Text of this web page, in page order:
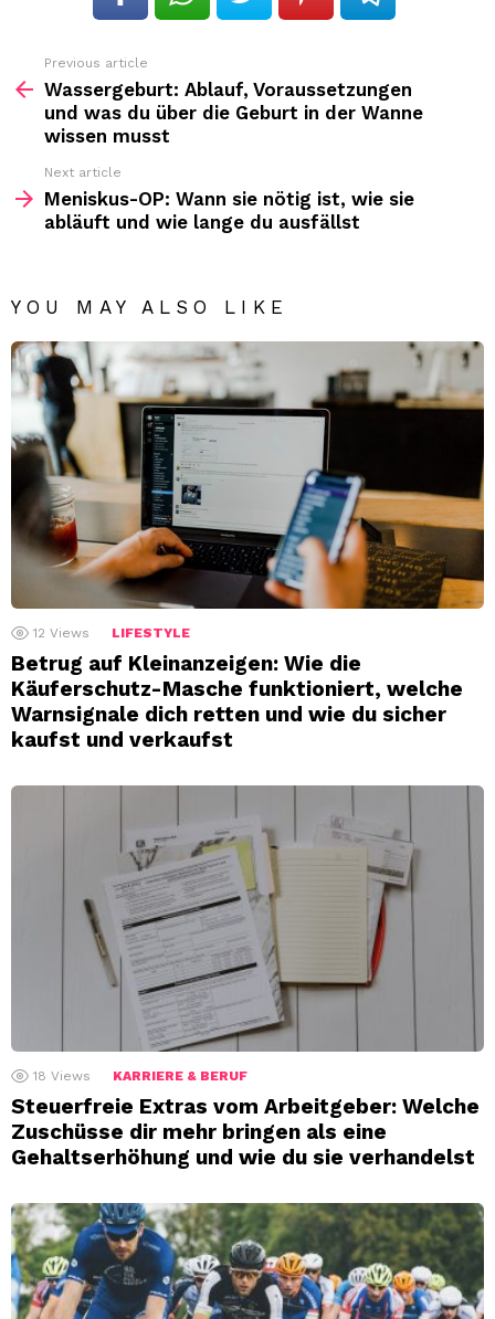
more
Previous article
Wassergeburt: Ablauf, Voraussetzungen
und was du über die Geburt in der Wanne
wissen musst
Next article
Meniskus-OP: Wann sie nötig ist, wie sie
abläuft und wie lange du ausfällst
YOU MAY ALSO LIKE
12 Views LIFESTYLE
Betrug auf Kleinanzeigen: Wie die
Käuferschutz-Masche funktioniert, welche
Warnsignale dich retten und wie du sicher
kaufst und verkaufst
18 Views KARRIERE & BERUF
Steuerfreie Extras vom Arbeitgeber: Welche
Zuschüsse dir mehr bringen als eine
Gehaltserhöhung und wie du sie verhandelst